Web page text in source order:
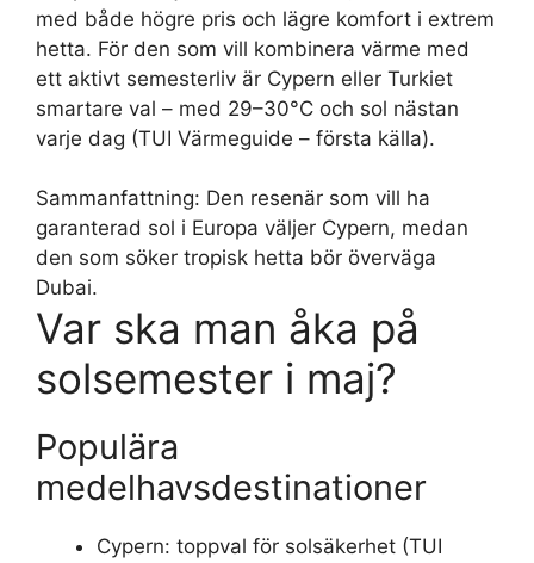
med både högre pris och lägre komfort i extrem
hetta. För den som vill kombinera värme med
ett aktivt semesterliv är Cypern eller Turkiet
smartare val – med 29–30°C och sol nästan
varje dag (TUI Värmeguide – första källa).
Sammanfattning: Den resenär som vill ha
garanterad sol i Europa väljer Cypern, medan
den som söker tropisk hetta bör överväga
Dubai.
Var ska man åka på
solsemester i maj?
Populära
medelhavsdestinationer
Cypern: toppval för solsäkerhet (TUI